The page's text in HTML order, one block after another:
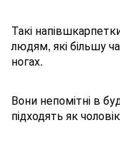
Такі
людям, які більшу
ногах.
Вони непомітні в
підходять як